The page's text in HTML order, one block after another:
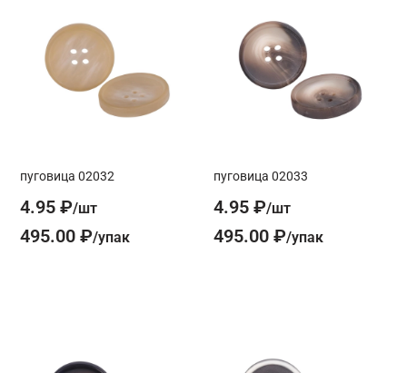
пуговица 02032
4.95 ₽
495.00 ₽
пуговица 02033
4.95 ₽
495.00 ₽